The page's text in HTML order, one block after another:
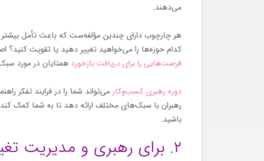
می‌دهند.
هر چارچوب دارای چندین مؤلفه‌ست که باعث تأمل
کدام حوزه‌ها را می‌خواهید تغییر دهید یا تقویت کنید؟
فرصت‌هایی را برای دریافت بازخورد همتایان در مورد
دوره رهبری کسب‌وکار می‌تواند شما را در فرایند تفکر
رهبران با سبک‌های مختلف ارائه دهد تا به شما کمک
باشید.
۲. برای رهبری و مدیریت تغییر تصمیم بگیرید